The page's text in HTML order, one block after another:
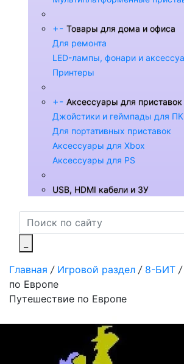
+- Товары для дома и офиса
Для ремонта
LED-лампы, фонари и
Принтеры
+- Аксессуары для приставок
Джойстики и геймпады для ПК
Для портативных приставок
Аксессуары для Xbox
Аксессуары для PS
USB, HDMI кабели и ЗУ
Главная / Игровой раздел / 8-БИТ /
по Европе
Путешествие по Европе